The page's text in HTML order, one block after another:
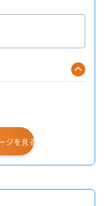
ジを見る